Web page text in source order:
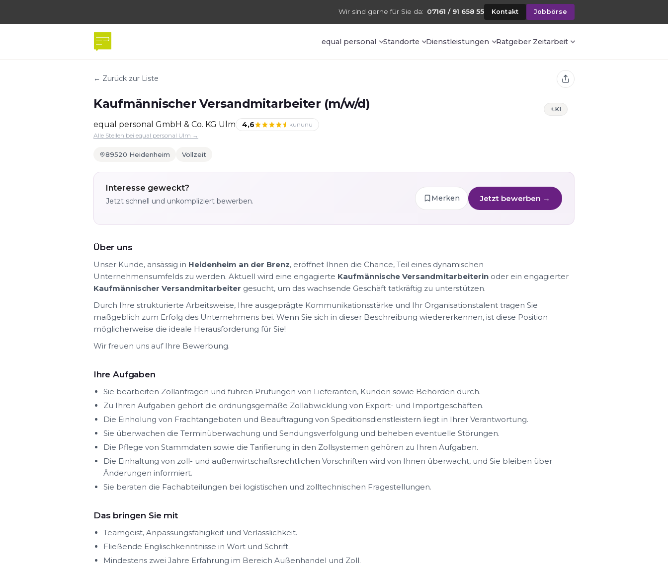
Wir sind gerne für Sie da: 07161 / 91 658 55 Kontakt Jobbörse
equal personal Standorte Dienstleistungen Ratgeber Zeitarbeit
← Zurück zur Liste
KI
Kaufmännischer Versandmitarbeiter (m/w/d)
equal personal GmbH & Co. KG Ulm 4,6
kununu
Alle Stellen bei equal personal Ulm →
89520 Heidenheim Vollzeit
Interesse geweckt?
Jetzt schnell und unkompliziert bewerben. Merken Jetzt bewerben →
Über uns
Unser Kunde, ansässig in Heidenheim an der Brenz, eröffnet Ihnen die Chance, Teil eines dynamischen
Unternehmensumfelds zu werden. Aktuell wird eine engagierte Kaufmännische Versandmitarbeiterin oder ein engagierter
Kaufmännischer Versandmitarbeiter gesucht, um das wachsende Geschäft tatkräftig zu unterstützen.
Durch Ihre strukturierte Arbeitsweise, Ihre ausgeprägte Kommunikationsstärke und Ihr Organisationstalent tragen Sie
maßgeblich zum Erfolg des Unternehmens bei. Wenn Sie sich in dieser Beschreibung wiedererkennen, ist diese Position
möglicherweise die ideale Herausforderung für Sie!
Wir freuen uns auf Ihre Bewerbung.
Ihre Aufgaben
Sie bearbeiten Zollanfragen und führen Prüfungen von Lieferanten, Kunden sowie Behörden durch.
Zu Ihren Aufgaben gehört die ordnungsgemäße Zollabwicklung von Export- und Importgeschäften.
Die Einholung von Frachtangeboten und Beauftragung von Speditionsdienstleistern liegt in Ihrer Verantwortung.
Sie überwachen die Terminüberwachung und Sendungsverfolgung und beheben eventuelle Störungen.
Die Pflege von Stammdaten sowie die Tarifierung in den Zollsystemen gehören zu Ihren Aufgaben.
Die Einhaltung von zoll- und außenwirtschaftsrechtlichen Vorschriften wird von Ihnen überwacht, und Sie bleiben über
Änderungen informiert.
Sie beraten die Fachabteilungen bei logistischen und zolltechnischen Fragestellungen.
Das bringen Sie mit
Teamgeist, Anpassungsfähigkeit und Verlässlichkeit.
Fließende Englischkenntnisse in Wort und Schrift.
Mindestens zwei Jahre Erfahrung im Bereich Außenhandel und Zoll.